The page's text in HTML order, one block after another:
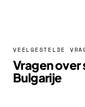
VEELGESTELDE
Vragen over
Bulgarije